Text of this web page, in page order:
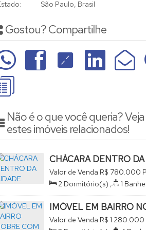
São Paulo, Brasil
Gostou? Compartilhe
Não é o que você queria? Veja
estes imóveis relacionados!
CHÁCARA DENTRO DA
CIDADE
R$ 780.000
Valor de Venda
Colina da Mantiqueira, São
Boa Vista, São Paulo, Brasil
2 Dormitório(s) , 1
1 Sala(s) , 1 Suíte(s),
160.00m² Terreno:915 .00
IMÓVEL EM BAIRRO
COM MUITO ESPAÇO
R$ 1.280.000
Valor de Venda